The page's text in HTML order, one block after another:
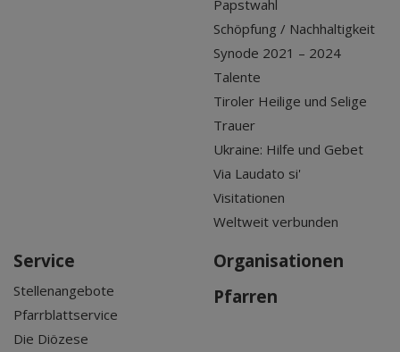
Papstwahl
Schöpfung / Nachhaltigkeit
Synode 2021 – 2024
Talente
Tiroler Heilige und Selige
Trauer
Ukraine: Hilfe und Gebet
Via Laudato si'
Visitationen
Weltweit verbunden
Service
Stellenangebote
Pfarrblattservice
Die Diözese
Organisationen
Pfarren